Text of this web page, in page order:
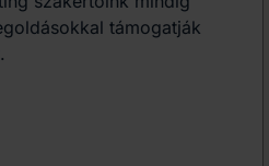
támogatják